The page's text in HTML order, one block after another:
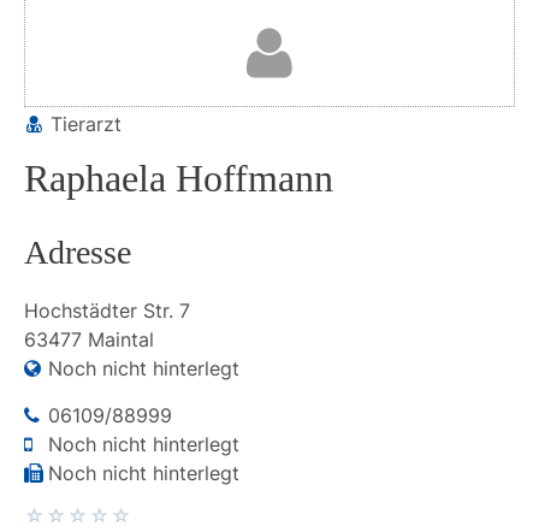
Tierarzt
Raphaela Hoffmann
Adresse
Hochstädter Str. 7
63477 Maintal
Noch nicht hinterlegt
06109/88999
Noch nicht hinterlegt
Noch nicht hinterlegt